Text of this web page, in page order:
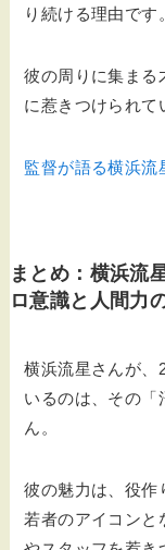
り続ける理由です。
彼の周りに集まる
に惹きつけられて
監督が語る横浜流
まとめ：横浜流
ロ意識と人間力
横浜流星さんが、
いるのは、その「
ん。
彼の魅力は、役作
若者のアイコンと